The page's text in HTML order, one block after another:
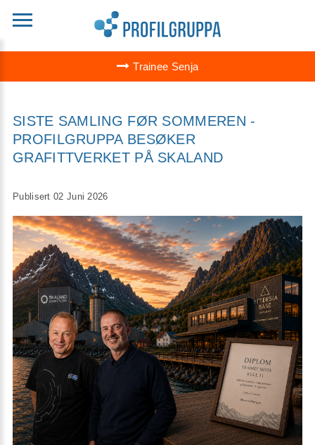
Trainee Senja
SISTE SAMLING FØR SOMMEREN -
PROFILGRUPPA BESØKER
GRAFITTVERKET PÅ SKALAND
Publisert 02 Juni 2026